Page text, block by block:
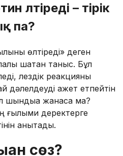
өлтіреді – өтірік
па?
өлтіреді» деген
шақтан таныс. Бұл
лездік реакцияны
қажет етпейтін
шындыққа жанаса ма?
деректерге
анықтады.
сөз?